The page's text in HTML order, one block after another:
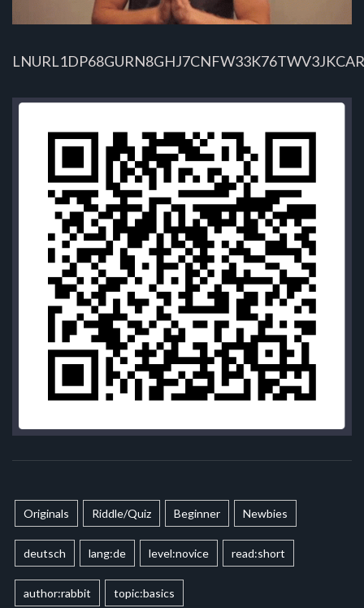
Originals Riddle/Quiz Beginner Newbies
deutsch lang:de level:novice read:short
author:rabbit topic:basics